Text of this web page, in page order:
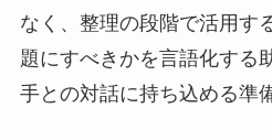
なく、整理の段階で活用す
題にすべきかを言語化する
手との対話に持ち込める準